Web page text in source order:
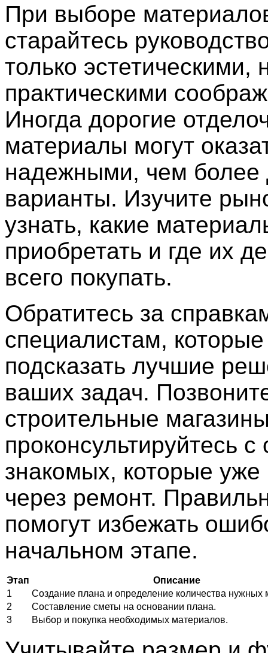
При выборе
старайтесь
только эстетическими,
практическими
Иногда дорогие
материалы могут
надежными, чем более
варианты. Изучите
узнать, какие
приобретать и где их
всего покупать.
Обратитесь за
специалистам, которые
подсказать лучшие
ваших задач.
строительные
проконсультируйтесь
знакомых, которые
через ремонт.
помогут избежать
начальном этапе.
Этап
Описание
1
Создание плана и определение количества нужных
2
Составление сметы на основании плана.
3
Выбор и покупка необходимых материалов.